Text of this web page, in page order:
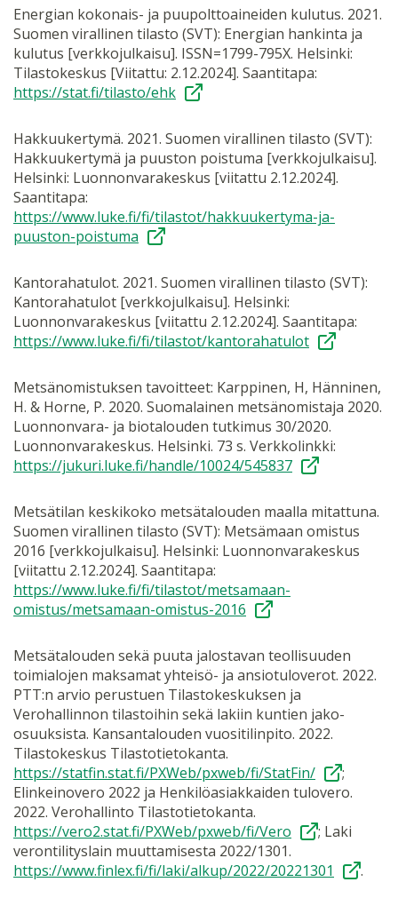
Energian kokonais- ja puupolttoaineiden kulutus. 2021.
Suomen virallinen tilasto (SVT): Energian hankinta ja
kulutus [verkkojulkaisu]. ISSN=1799-795X. Helsinki:
Tilastokeskus [Viitattu: 2.12.2024]. Saantitapa:
https://stat.fi/tilasto/ehk
Hakkuukertymä. 2021. Suomen virallinen tilasto (SVT):
Hakkuukertymä ja puuston poistuma [verkkojulkaisu].
Helsinki: Luonnonvarakeskus [viitattu 2.12.2024].
Saantitapa:
https://www.luke.fi/fi/tilastot/hakkuukertyma-ja-
puuston-poistuma
Kantorahatulot. 2021. Suomen virallinen tilasto (SVT):
Kantorahatulot [verkkojulkaisu]. Helsinki:
Luonnonvarakeskus [viitattu 2.12.2024]. Saantitapa:
https://www.luke.fi/fi/tilastot/kantorahatulot
Metsänomistuksen tavoitteet: Karppinen, H, Hänninen,
H. & Horne, P. 2020. Suomalainen metsänomistaja 2020.
Luonnonvara- ja biotalouden tutkimus 30/2020.
Luonnonvarakeskus. Helsinki. 73 s. Verkkolinkki:
https://jukuri.luke.fi/handle/10024/545837
Metsätilan keskikoko metsätalouden maalla mitattuna.
Suomen virallinen tilasto (SVT): Metsämaan omistus
2016 [verkkojulkaisu]. Helsinki: Luonnonvarakeskus
[viitattu 2.12.2024]. Saantitapa:
https://www.luke.fi/fi/tilastot/metsamaan-
omistus/metsamaan-omistus-2016
Metsätalouden sekä puuta jalostavan teollisuuden
toimialojen maksamat yhteisö- ja ansiotuloverot. 2022.
PTT:n arvio perustuen Tilastokeskuksen ja
Verohallinnon tilastoihin sekä lakiin kuntien jako-
osuuksista. Kansantalouden vuositilinpito. 2022.
Tilastokeskus Tilastotietokanta.
https://statfin.stat.fi/PXWeb/pxweb/fi/StatFin/
;
Elinkeinovero 2022 ja Henkilöasiakkaiden tulovero.
2022. Verohallinto Tilastotietokanta.
https://vero2.stat.fi/PXWeb/pxweb/fi/Vero
; Laki
verontilityslain muuttamisesta 2022/1301.
https://www.finlex.fi/fi/laki/alkup/2022/20221301
.